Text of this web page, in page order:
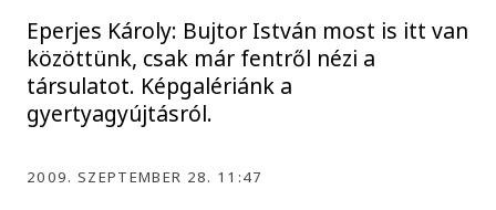
Eperjes Károly: Bujtor István most is itt van
közöttünk, csak már fentről nézi a
társulatot. Képgalériánk a
gyertyagyújtásról.
2009. SZEPTEMBER 28. 11:47